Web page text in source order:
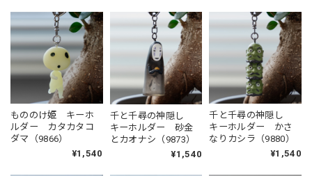
もののけ姫 キーホ
ルダー カタカタコ
ダマ（9866）
¥1,540
千と千尋の神隠し
キーホルダー 砂金
とカオナシ（9873）
¥1,540
千と千尋の神隠し
キーホルダー かさ
なりカシラ（9880）
¥1,540